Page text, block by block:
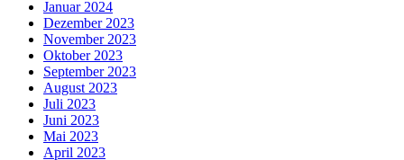
Januar 2024
Dezember 2023
November 2023
Oktober 2023
September 2023
August 2023
Juli 2023
Juni 2023
Mai 2023
April 2023